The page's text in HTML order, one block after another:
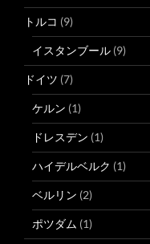
トルコ (9)
イスタンブール (9)
ドイツ (7)
ケルン (1)
ドレスデン (1)
ハイデルベルク (1)
ベルリン (2)
ポツダム (1)